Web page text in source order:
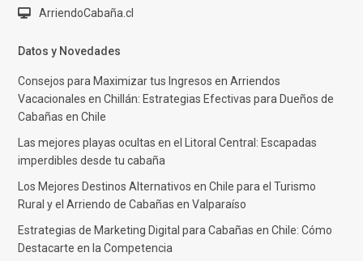
ArriendoCabaña.cl
Datos y Novedades
Consejos para Maximizar tus Ingresos en Arriendos
Vacacionales en Chillán: Estrategias Efectivas para Dueños de
Cabañas en Chile
Las mejores playas ocultas en el Litoral Central: Escapadas
imperdibles desde tu cabaña
Los Mejores Destinos Alternativos en Chile para el Turismo
Rural y el Arriendo de Cabañas en Valparaíso
Estrategias de Marketing Digital para Cabañas en Chile: Cómo
Destacarte en la Competencia